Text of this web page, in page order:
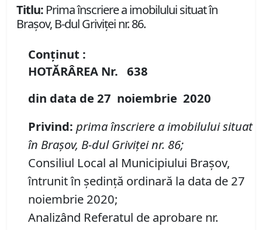
Titlu: Prima înscriere a imobilului situat în
Brașov, B-dul Griviței nr. 86.
Conținut :
HOTĂRÂREA Nr. 638
din data de 27 noiembrie 2020
Privind: prima înscriere a imobilului situat
în Brașov, B-dul Griviței nr. 86;
Consiliul Local al Municipiului Brașov,
întrunit în ședință ordinară la data de 27
noiembrie 2020;
Analizând Referatul de aprobare nr.